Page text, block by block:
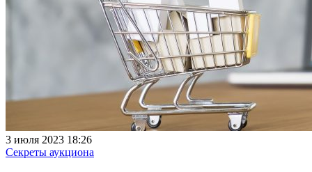
3 июля 2023 18:26
Секреты аукциона